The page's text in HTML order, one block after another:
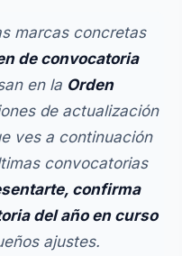
marcas concretas
de convocatoria
en la Orden
de actualización
ves a continuación
convocatorias
confirma
del año en curso
ajustes.